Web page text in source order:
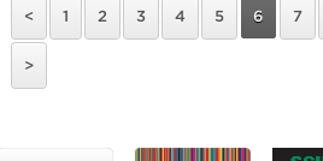
< 1 2 3 4 5 6 7
>